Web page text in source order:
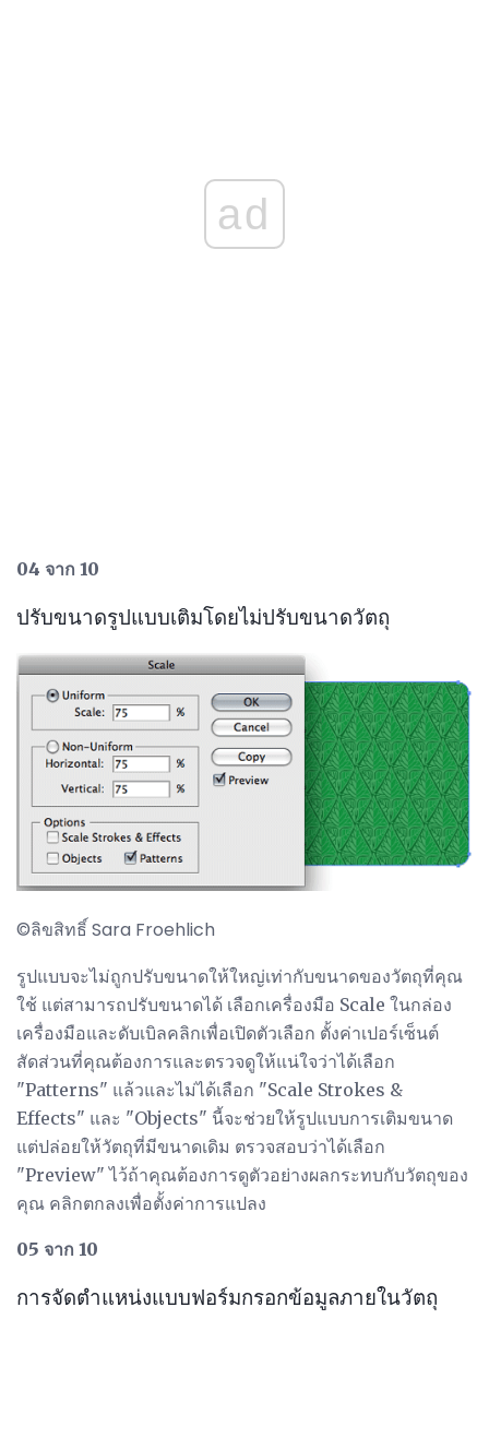
ad
04 จาก 10
ปรับขนาดรูปแบบเติมโดยไม่ปรับขนาดวัตถุ
©ลิขสิทธิ์ Sara Froehlich
รูปแบบจะไม่ถูกปรับขนาดให้ใหญ่เท่ากับขนาดของวัตถุที่คุณ
ใช้ แต่สามารถปรับขนาดได้ เลือกเครื่องมือ Scale ในกล่อง
เครื่องมือและดับเบิลคลิกเพื่อเปิดตัวเลือก ตั้งค่าเปอร์เซ็นต์
สัดส่วนที่คุณต้องการและตรวจดูให้แน่ใจว่าได้เลือก
"Patterns" แล้วและไม่ได้เลือก "Scale Strokes &
Effects" และ "Objects" นี้จะช่วยให้รูปแบบการเติมขนาด
แต่ปล่อยให้วัตถุที่มีขนาดเดิม ตรวจสอบว่าได้เลือก
"Preview" ไว้ถ้าคุณต้องการดูตัวอย่างผลกระทบกับวัตถุของ
คุณ คลิกตกลงเพื่อตั้งค่าการแปลง
05 จาก 10
การจัดตำแหน่งแบบฟอร์มกรอกข้อมูลภายในวัตถุ